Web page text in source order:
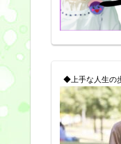
◆上手な人生の